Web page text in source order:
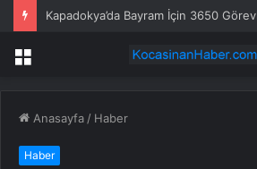
278 eski milletvekili CHP’den istifa etti
Menü
Anasayfa / Haber
Haber